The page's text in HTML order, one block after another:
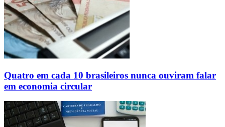
Quatro em cada 10 brasileiros nunca ouviram falar
em economia circular